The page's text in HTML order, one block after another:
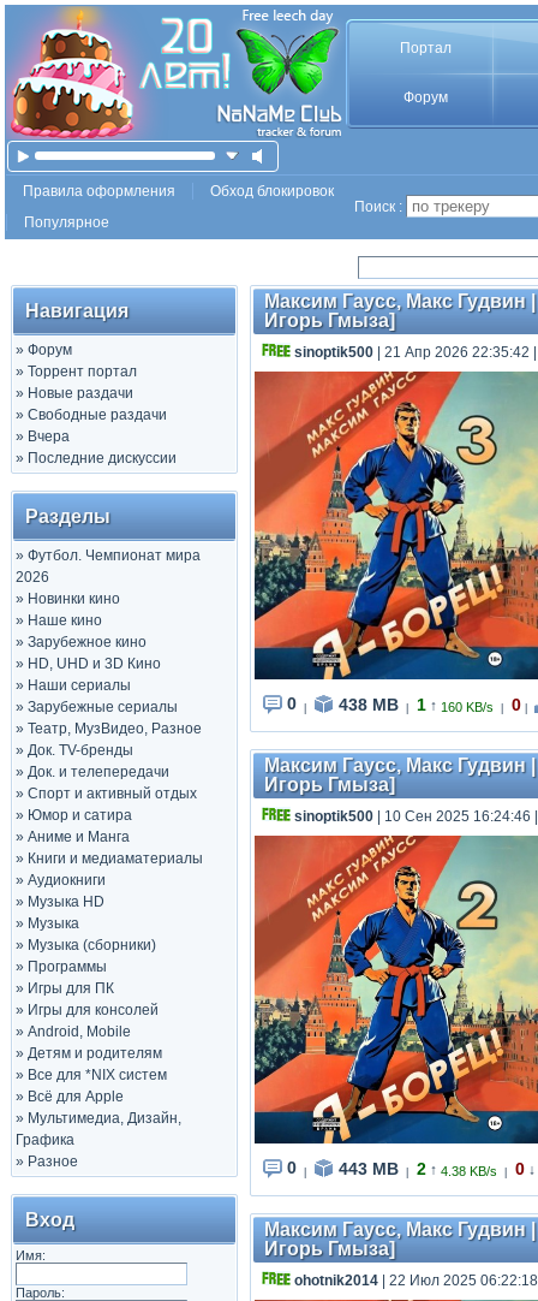
Портал
Форум
Правила оформления
Обход блокировок
Популярное
Поиск :
Навигация
» Форум
» Торрент портал
» Новые раздачи
» Свободные раздачи
» Вчера
» Последние дискуссии
Разделы
» Футбол. Чемпионат мира
2026
» Новинки кино
» Наше кино
» Зарубежное кино
» HD, UHD и 3D Кино
» Наши сериалы
» Зарубежные сериалы
» Театр, МузВидео, Разное
» Док. TV-бренды
» Док. и телепередачи
» Спорт и активный отдых
» Юмор и сатира
» Аниме и Манга
» Книги и медиаматериалы
» Аудиокниги
» Музыка HD
» Музыка
» Музыка (сборники)
» Программы
» Игры для ПК
» Игры для консолей
» Android, Mobile
» Детям и родителям
» Все для *NIX систем
» Всё для Apple
» Мультимедиа, Дизайн,
Графика
» Разное
Вход
Имя:
Пароль:
Максим Гаусс, Макс
Игорь Гмыза]
sinoptik500 | 21 Апр 2026 22:35:42
0 438 MB 1 ↑ 160 KB/s 0
Максим Гаусс, Макс
Игорь Гмыза]
sinoptik500 | 10 Сен 2025 16:24:46
0 443 MB 2 ↑ 4.38 KB/s 0 ↓
Максим Гаусс, Макс
Игорь Гмыза]
ohotnik2014 | 22 Июл 2025 06:22:18